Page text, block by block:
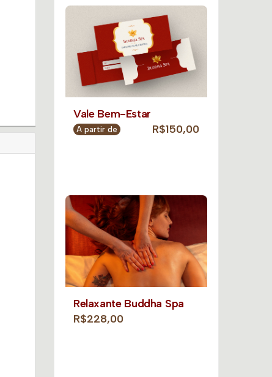
Vale Bem-Estar
A partir de R$150,00
Relaxante Buddha Spa
R$228,00